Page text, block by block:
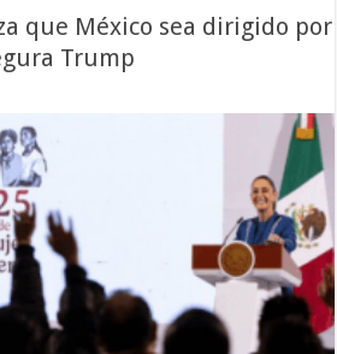
que México sea dirigido por
Trump